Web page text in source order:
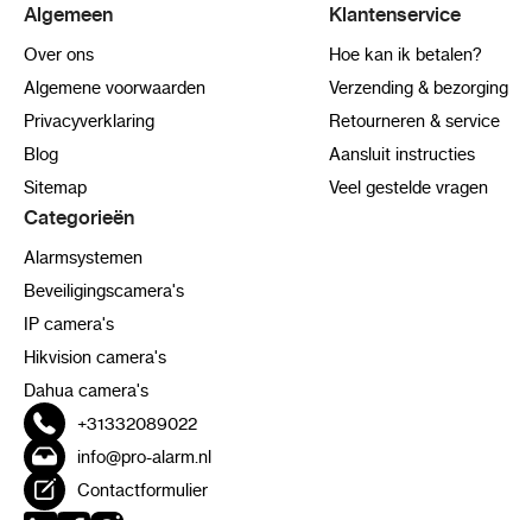
Algemeen
Over ons
Algemene voorwaarden
Privacyverklaring
Blog
Sitemap
Klantenservice
Hoe kan ik betalen?
Verzending & bezorging
Retourneren & service
Aansluit instructies
Veel gestelde vragen
Categorieën
Alarmsystemen
Beveiligingscamera's
IP camera's
Hikvision camera's
Dahua camera's
+31332089022
info@pro-alarm.nl
Contactformulier